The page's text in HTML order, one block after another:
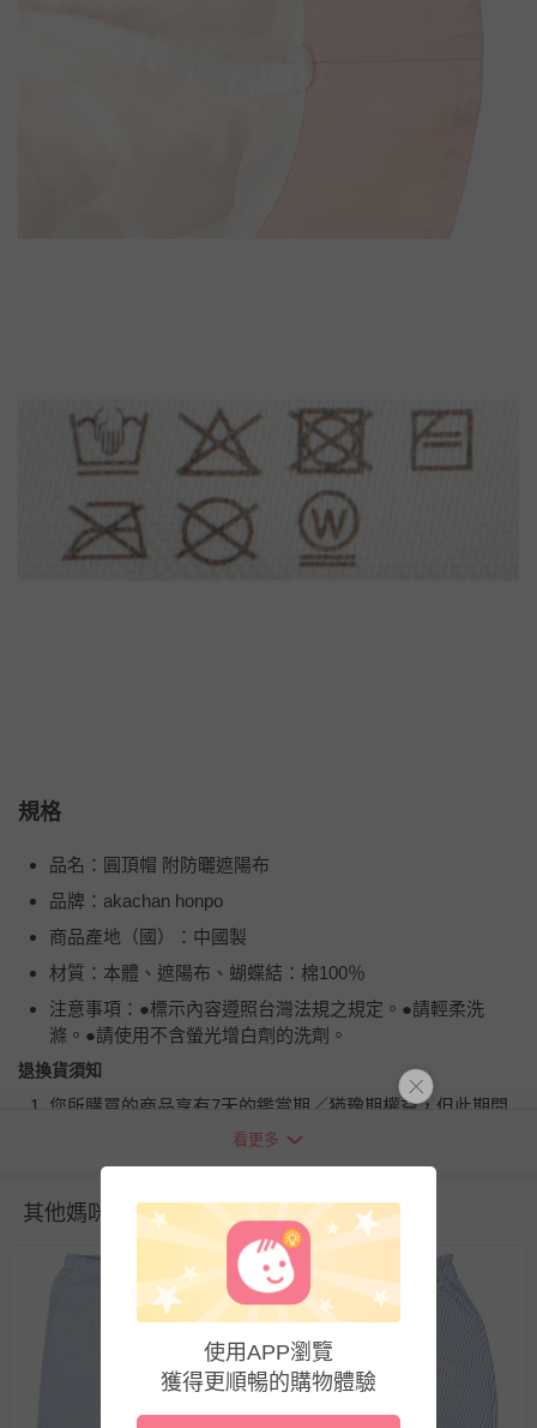
規格
品名：圓頂帽 附防曬遮陽布
品牌：akachan honpo
商品產地（國）：中國製
材質：本體、遮陽布、蝴蝶結：棉100％
注意事項：●標示內容遵照台灣法規之規定。●請輕柔洗
滌。●請使用不含螢光增白劑的洗劑。
退換貨須知
您所購買的商品享有7天的鑑賞期／猶豫期權益，但此期間
並非試用期，您所退回的商品必須是未經使用的全新狀態，
如需退換貨，請於收到商品7天（含例假日內提出），如為
瑕疵退換貨所產生的運費，將由媽咪愛負責處理，若非瑕疵
退貨，您可至『查詢訂單』>『已出貨』中查詢該筆訂單，
並點選『我要退貨』即可進行申請。若有相關退貨問題，請
LINE@客服ID: @mamilove我們將依序為您處理
針對滿件折/滿額贈…等活動，如因部份退貨，而該訂單保
看更多
其他媽咪也在逛
使用APP瀏覽
獲得更順暢的購物體驗